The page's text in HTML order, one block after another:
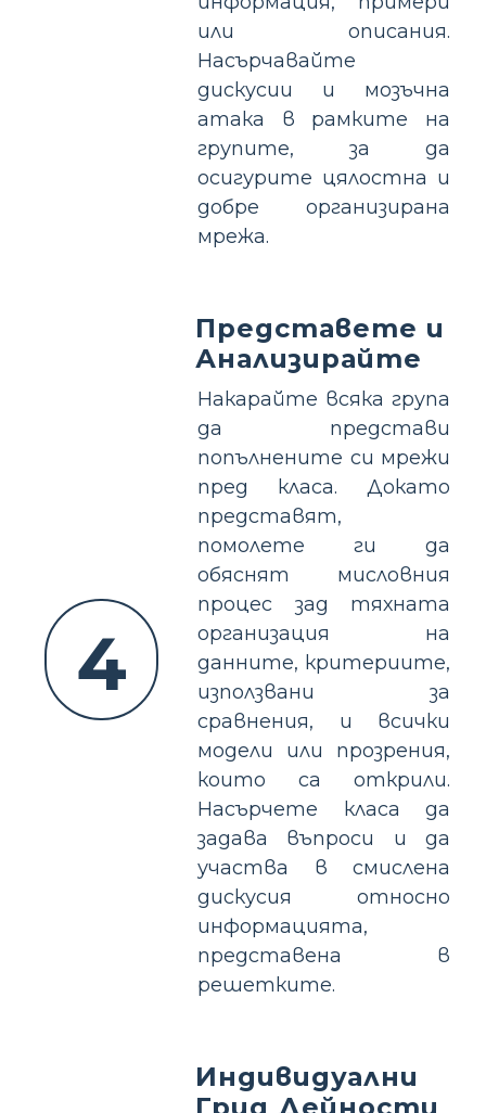
или описания.
Насърчавайте
дискусии и мозъчна
атака в рамките на
групите, за да
осигурите цялостна и
добре организирана
мрежа.
4
Представете и
Анализирайте
Накарайте всяка група
да представи
попълнените си мрежи
пред класа. Докато
представят,
помолете ги да
обяснят мисловния
процес зад тяхната
организация на
данните, критериите,
използвани за
сравнения, и всички
модели или прозрения,
които са открили.
Насърчете класа да
задава въпроси и да
участва в смислена
дискусия относно
информацията,
представена в
решетките.
Индивидуални
Грид Дейности